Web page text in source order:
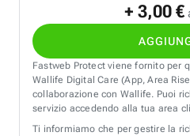
+ 3,00 €
Fastweb Protect viene fornito per
Wallife Digital Care (App, Area
collaborazione con Wallife. Puoi
servizio accedendo alla tua area
Ti informiamo che per gestire la